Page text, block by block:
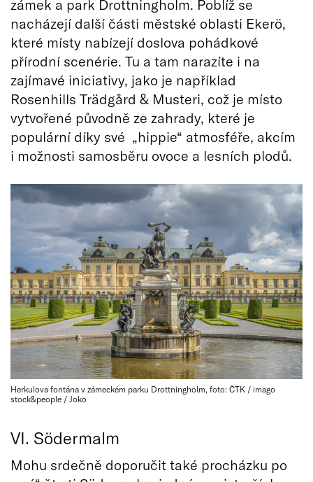
zámek a park Drottningholm. Poblíž se
nacházejí další části městské oblasti Ekerö,
které místy nabízejí doslova pohádkové
přírodní scenérie. Tu a tam narazíte i na
zajímavé iniciativy, jako je například
Rosenhills Trädgård & Musteri, což je místo
vytvořené původně ze zahrady, které je
populární díky své „hippie“ atmosféře, akcím
i možnosti samosběru ovoce a lesních plodů.
Herkulova fontána v zámeckém parku Drottningholm, foto: ČTK / imago
stock&people / Joko
VI. Södermalm
Mohu srdečně doporučit také procházku po